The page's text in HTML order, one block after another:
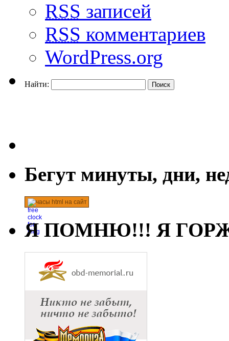
RSS записей
RSS комментариев
WordPress.org
Найти:
Бегут минуты, дни,
часы html на сайт
Я ПОМНЮ!!! Я